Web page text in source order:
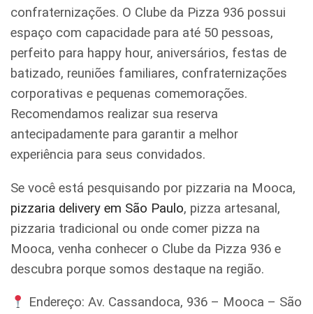
confraternizações. O Clube da Pizza 936 possui
espaço com capacidade para até 50 pessoas,
perfeito para happy hour, aniversários, festas de
batizado, reuniões familiares, confraternizações
corporativas e pequenas comemorações.
Recomendamos realizar sua reserva
antecipadamente para garantir a melhor
experiência para seus convidados.
Se você está pesquisando por pizzaria na Mooca,
pizzaria delivery em São Paulo, pizza artesanal,
pizzaria tradicional ou onde comer pizza na
Mooca, venha conhecer o Clube da Pizza 936 e
descubra porque somos destaque na região.
Endereço: Av. Cassandoca, 936 – Mooca – São